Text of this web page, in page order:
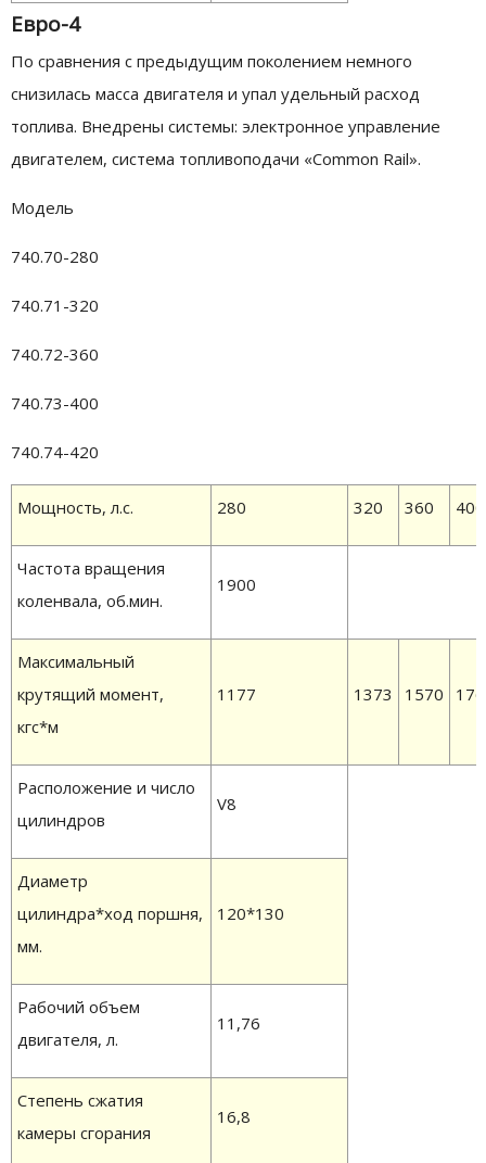
Евро-4
По сравнения с предыдущим поколением немного
снизилась масса двигателя и упал удельный расход
топлива. Внедрены системы: электронное управление
двигателем, система топливоподачи «Common Rail».
Модель
740.70-280
740.71-320
740.72-360
740.73-400
740.74-420
Мощность, л.с. 280 320 360 400
Частота вращения
коленвала, об.мин.
1900
Максимальный
крутящий момент,
кгс*м
1177 1373 1570
Расположение и число
цилиндров
V8
Диаметр
цилиндра*ход поршня,
мм.
120*130
Рабочий объем
двигателя, л.
11,76
Степень сжатия
камеры сгорания
16,8